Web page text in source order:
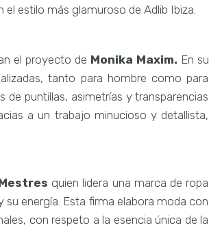
el estilo más glamuroso de Adlib Ibiza.
el proyecto de Monika Maxim. En su
tanto para hombre como para
de puntillas, asimetrías y transparencias
a un trabajo minucioso y detallista,
quien lidera una marca de ropa
energía. Esta firma elabora moda con
con respeto a la esencia única de la